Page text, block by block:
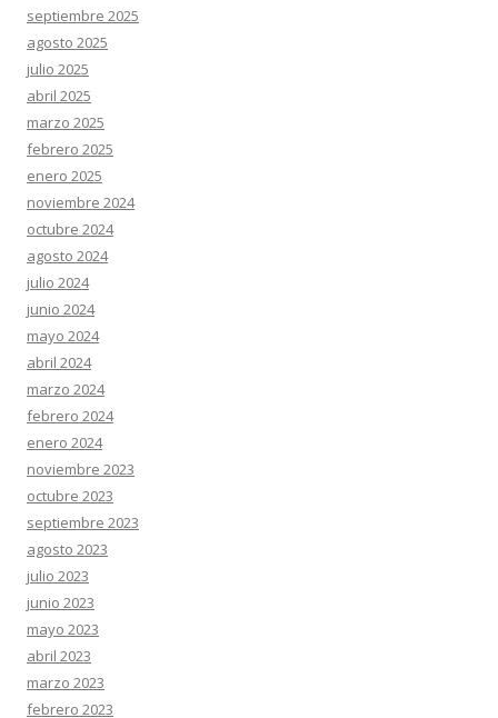
septiembre 2025
agosto 2025
julio 2025
abril 2025
marzo 2025
febrero 2025
enero 2025
noviembre 2024
octubre 2024
agosto 2024
julio 2024
junio 2024
mayo 2024
abril 2024
marzo 2024
febrero 2024
enero 2024
noviembre 2023
octubre 2023
septiembre 2023
agosto 2023
julio 2023
junio 2023
mayo 2023
abril 2023
marzo 2023
febrero 2023